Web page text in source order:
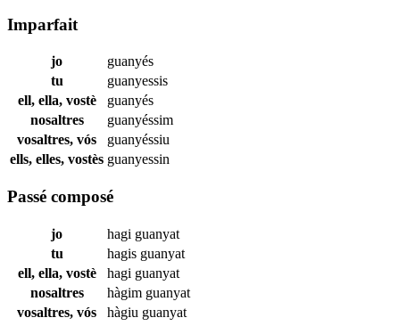
Imparfait
jo
guanyés
tu
guanyessis
ell, ella, vostè
guanyés
nosaltres
guanyéssim
vosaltres, vós
guanyéssiu
ells, elles, vostès guanyessin
Passé composé
jo hagi guanyat
tu
hagis guanyat
ell, ella, vostè
hagi guanyat
nosaltres
hàgim guanyat
vosaltres, vós
hàgiu guanyat